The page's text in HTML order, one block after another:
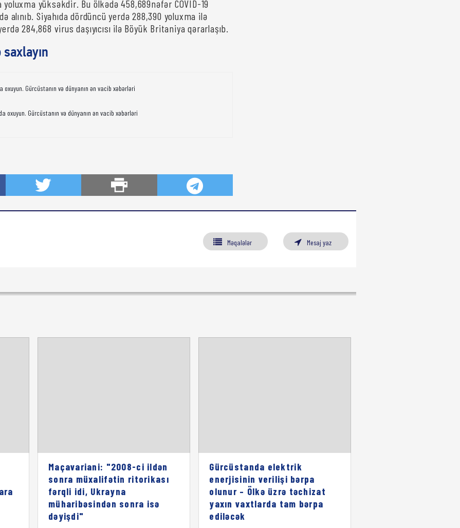
yoluxma yüksəkdir. Bu ölkədə 458,689nəfər COVID-19
alınıb. Siyahıda dördüncü yerdə 288,390 yoluxma ilə
284,868 virus daşıyıcısı ilə Böyük Britaniya qərarlaşıb.
oxuyun. Gürcüstanın və dünyanın ən vacib xəbərləri
oxuyun. Gürcüstanın və dünyanın ən vacib xəbərləri
Məqalələr Mesaj yaz
Maçavariani: "2008-ci ildən
sonra müxalifətin ritorikası
fərqli idi, Ukrayna
müharibəsindən sonra isə
dəyişdi"
Gürcüstanda elektrik
enerjisinin verilişi bərpa
olunur – Ölkə üzrə təchizat
yaxın vaxtlarda tam bərpa
ediləcək